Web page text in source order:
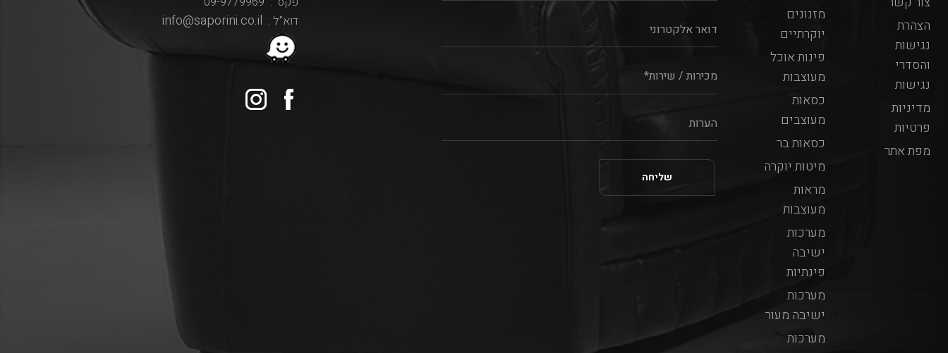
הצהרת
נגישות
והסדרי
נגישות
מדיניות
פרטיות
מפת אתר
מזנונים
יוקרתיים
פינות אוכל
מעוצבות
כסאות
מעוצבים
כסאות בר
מיטות יוקרה
מראות
מעוצבות
מערכות
ישיבה
פינתיות
מערכות
ישיבה מעור
מערכות
דוא"ל : info@saporini.co.il